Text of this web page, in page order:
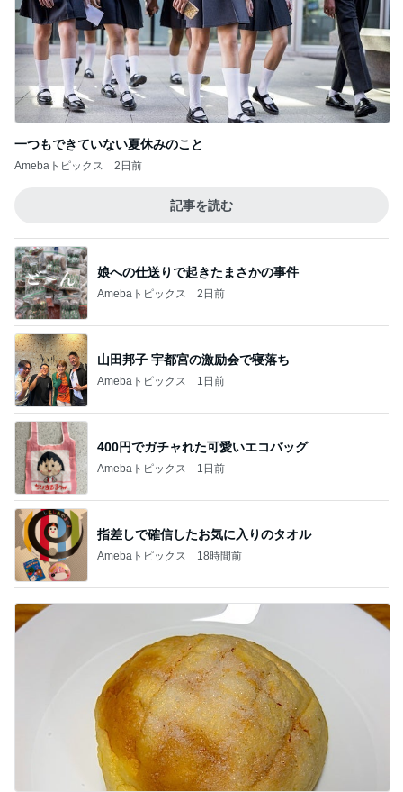
一つもできていない夏休みのこと
Amebaトピックス 2日前
記事を読む
娘への仕送りで起きたまさかの事件
Amebaトピックス 2日前
山田邦子 宇都宮の激励会で寝落ち
Amebaトピックス 1日前
400円でガチャれた可愛いエコバッグ
Amebaトピックス 1日前
指差しで確信したお気に入りのタオル
Amebaトピックス 18時間前